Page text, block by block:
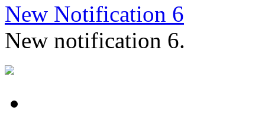
New Notification 6
New notification 6.